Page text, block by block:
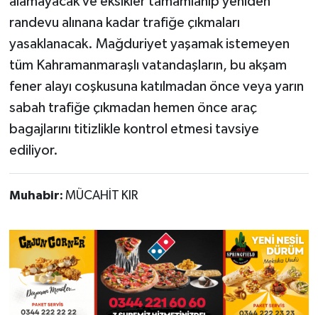
randevu alınana kadar trafiğe çıkmaları
yasaklanacak. Mağduriyet yaşamak istemeyen
tüm Kahramanmaraşlı vatandaşların, bu akşam
fener alayı coşkusuna katılmadan önce veya yarın
sabah trafiğe çıkmadan hemen önce araç
bagajlarını titizlikle kontrol etmesi tavsiye
ediliyor.
Muhabir: MÜCAHİT KIR